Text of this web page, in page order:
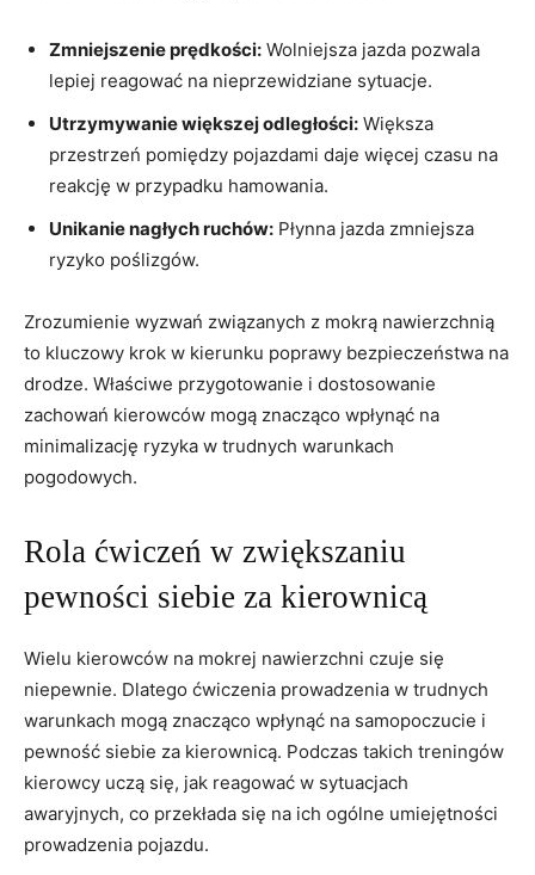
Zmniejszenie prędkości: Wolniejsza jazda pozwala
lepiej reagować na nieprzewidziane sytuacje.
Utrzymywanie większej odległości: Większa
przestrzeń pomiędzy pojazdami daje więcej czasu na
reakcję w przypadku hamowania.
Unikanie nagłych ruchów: Płynna jazda zmniejsza
ryzyko poślizgów.
Zrozumienie wyzwań związanych z mokrą nawierzchnią
to kluczowy krok w kierunku poprawy bezpieczeństwa na
drodze. Właściwe przygotowanie i dostosowanie
zachowań kierowców mogą znacząco wpłynąć na
minimalizację ryzyka w trudnych warunkach
pogodowych.
Rola ćwiczeń w zwiększaniu
pewności siebie za kierownicą
Wielu kierowców na mokrej nawierzchni czuje się
niepewnie. Dlatego ćwiczenia prowadzenia w trudnych
warunkach mogą znacząco wpłynąć na samopoczucie i
pewność siebie za kierownicą. Podczas takich treningów
kierowcy uczą się, jak reagować w sytuacjach
awaryjnych, co przekłada się na ich ogólne umiejętności
prowadzenia pojazdu.